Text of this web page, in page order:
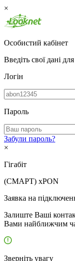
×
Особистий кабінет
Введіть свої дані
Логін
Пароль
Забули пароль?
×
Гігабіт
(СМАРТ) xPON
Заявка на
Залиште Ваші
Вами найближчим
Зверніть увагу